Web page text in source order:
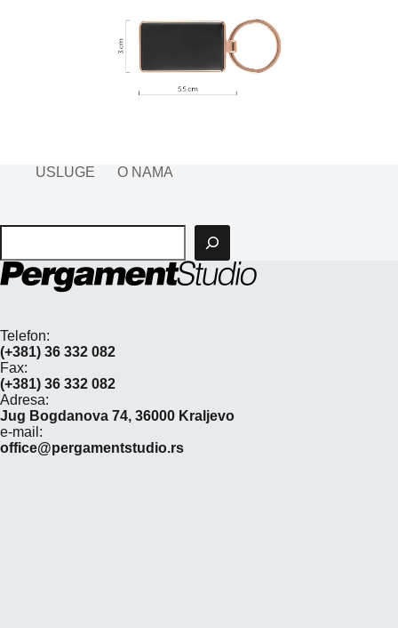
USLUGE O NAMA
Pretraga
Telefon:
(+381) 36 332 082
Fax:
(+381) 36 332 082
Adresa:
Jug Bogdanova 74, 36000 Kraljevo
e-mail:
office@pergamentstudio.rs